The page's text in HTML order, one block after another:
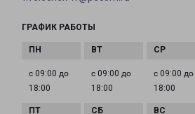
ГРАФИК РАБОТЫ
с 09:00 до
18:00
с 09:00 до
18:00
с 09:00 до
18:00